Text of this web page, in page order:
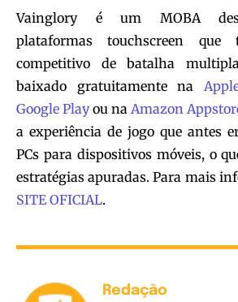
Vainglory é um MOBA
plataformas touchscreen
competitivo de batalha
baixado gratuitamente na
Google Playou na Amazon
a experiência de jogo que antes
PCs para dispositivos móveis, o
estratégias apuradas. Para mais
SITE OFICIAL.
Redação